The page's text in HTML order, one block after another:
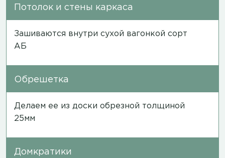
Потолок и стены каркаса
Зашиваются внутри сухой вагонкой сорт
АБ
Обрешетка
Делаем ее из доски обрезной толщиной
25мм
Домкратики